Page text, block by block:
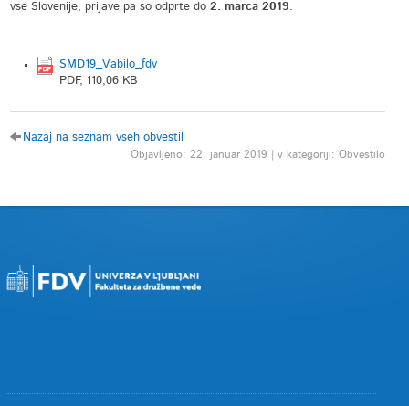
vse Slovenije, prijave pa so odprte do2. marca 2019.
SMD19_Vabilo_fdv
PDF, 110,06 KB
Nazaj na seznam vseh obvestil
Objavljeno: 22. januar 2019 | v kategoriji: Obvestilo